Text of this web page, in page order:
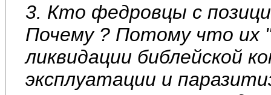
3. Кто федровцы с
Почему ? Потому что их
ликвидации библейской
эксплуатации и